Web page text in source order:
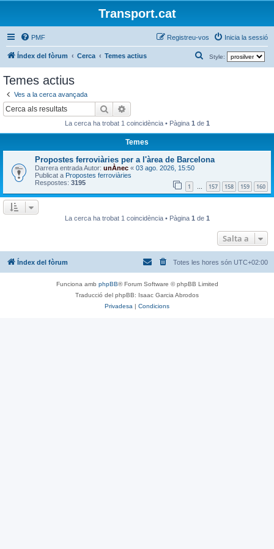
Transport.cat
PMF Inicia la sessió
Registreu-vos
Índex del fòrum Cerca Temes actius Style:
e
Temes actius
Ves a la cerca avançada
Cerca
La cerca ha trobat 1 coincidència • Pàgina 1 de 1
Temes
Propostes ferroviàries per a l'àrea de Barcelona
Darrera entrada Autor: unÀnec « 03 ago. 2026, 15:50
Publicat a Propostes ferroviàries
Respostes: 3195 1 … 157 158 159 160
La cerca ha trobat 1 coincidència • Pàgina 1 de 1
Salta a
Índex del fòrum Totes les hores són UTC+02:00
Funciona amb phpBB® Forum Software © phpBB Limited
Traducció del phpBB: Isaac Garcia Abrodos
Privadesa | Condicions